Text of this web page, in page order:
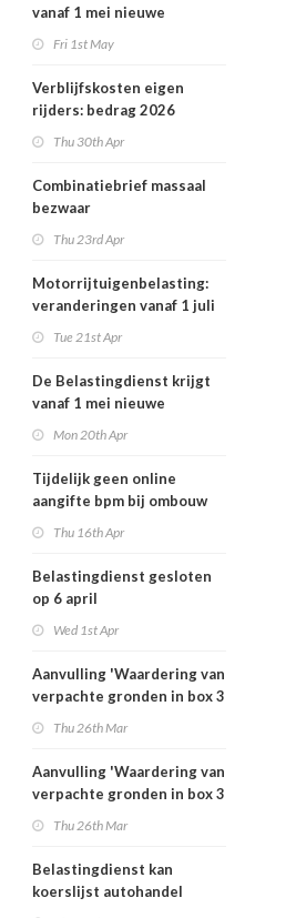
vanaf 1 mei nieuwe
Fri 1st May
Verblijfskosten eigen
rijders: bedrag 2026
Thu 30th Apr
Combinatiebrief massaal
bezwaar
niet meer mogelijk
Thu 23rd Apr
Motorrijtuigenbelasting:
veranderingen vanaf 1 juli
Tue 21st Apr
De Belastingdienst krijgt
vanaf 1 mei nieuwe
Mon 20th Apr
Tijdelijk geen online
aangifte bpm bij ombouw
Thu 16th Apr
Belastingdienst gesloten
op 6 april
Wed 1st Apr
Aanvulling 'Waardering van
verpachte gronden in box 3
Thu 26th Mar
Aanvulling 'Waardering van
verpachte gronden in box 3
Thu 26th Mar
Belastingdienst kan
koerslijst autohandel